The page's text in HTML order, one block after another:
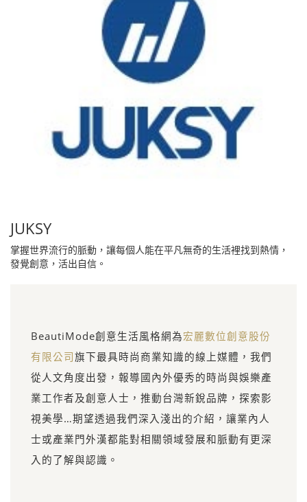
JUKSY
掌握世界流行的脈動，讓每個人能在平凡無奇的生活裡找到熱情，
發覺創意，活出自信。
BeautiMode創意生活風格網為宏麗數位創意股份
有限公司旗下最具時尚商業知識的線上媒體，我們
從人文角度出發，報導國內外優秀的時尚與娛樂產
業工作者及創意人士，推動台灣新銳品牌，探索影
視美學…期望透過我們深入淺出的介紹，讓業內人
士或產業門外漢都能對相關領域發展和脈動有更深
入的了解與認識。